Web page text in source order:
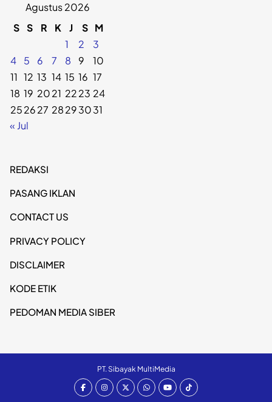
Agustus 2026
S S R K J S M
1
2
3
4
5 6 7 8 9
10
11 12 13 14 15 16 17
18 19 2021 2223 24
252627 28293031
« Jul
REDAKSI
PASANG IKLAN
CONTACT US
PRIVACY POLICY
DISCLAIMER
KODE ETIK
PEDOMAN MEDIA SIBER
PT. Sibayak MultiMedia